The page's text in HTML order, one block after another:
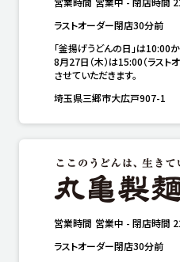
ラストオーダー閉店30分前
「釜揚げうどんの日」は10:00
8月27日（木）は15:00（ラス
させていただきます。
埼玉県三郷市大広戸907-1
営業時間 営業中 - 閉店時間
ラストオーダー閉店30分前